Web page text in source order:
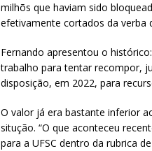
milhõs que haviam sido
efetivamente cortados da verba
Fernando apresentou o
trabalho para tentar recompor,
disposição, em 2022, para
O valor já era bastante inferior
situção. “O que aconteceu
para a UFSC dentro da rubrica